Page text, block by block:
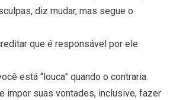
diz mudar, mas segue o
que é responsável por ele
está “louca” quando o contraria.
impor suas vontades, inclusive, fazer